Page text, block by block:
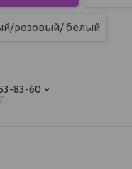
розовый/ белый
83-60